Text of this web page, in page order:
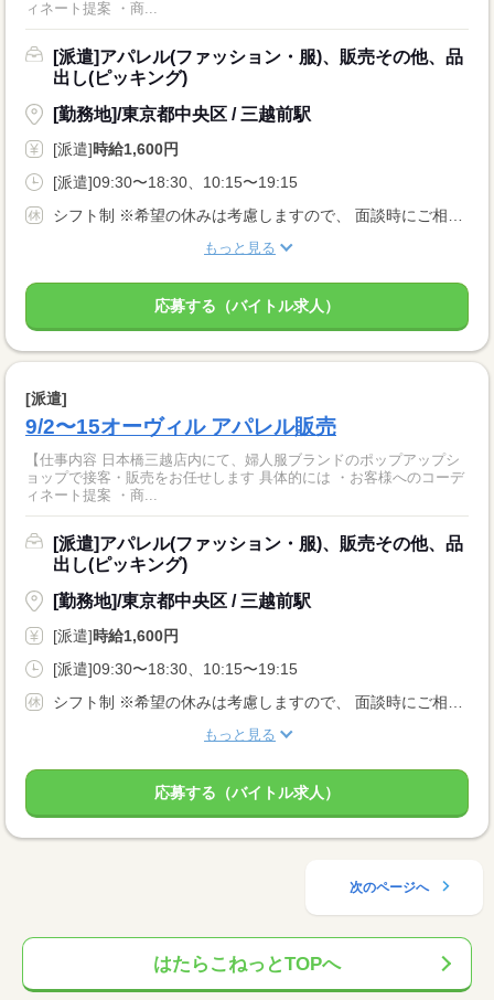
ィネート提案 ・商...
[派遣]アパレル(ファッション・服)、販売その他、品
出し(ピッキング)
[勤務地]/東京都中央区 / 三越前駅
[派遣]時給1,600円
[派遣]09:30〜18:30、10:15〜19:15
もっと見る
応募する（バイトル求人）
[派遣]
9/2〜15オーヴィル アパレル販売
【仕事内容 日本橋三越店内にて、婦人服ブランドのポップアップシ
ョップで接客・販売をお任せします 具体的には ・お客様へのコーデ
ィネート提案 ・商...
[派遣]アパレル(ファッション・服)、販売その他、品
出し(ピッキング)
[勤務地]/東京都中央区 / 三越前駅
[派遣]時給1,600円
[派遣]09:30〜18:30、10:15〜19:15
もっと見る
応募する（バイトル求人）
次のページへ
はたらこねっとTOPへ